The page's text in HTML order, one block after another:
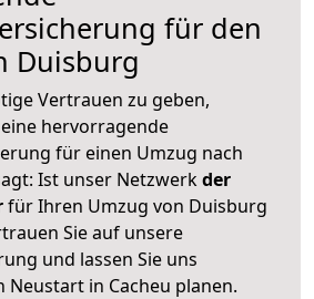
für den
Duisburg
Vertrauen zu geben,
hervorragende
für einen Umzug nach
Ist unser Netzwerkder
für Ihren Umzug von Duisburg
Sie auf unsere
und lassen Sie uns
Neustart in Cacheu planen.